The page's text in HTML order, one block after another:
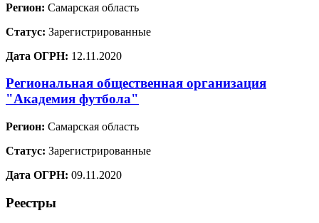
Регион: Самарская область
Статус: Зарегистрированные
Дата ОГРН: 12.11.2020
Региональная общественная организация
"Академия футбола"
Регион: Самарская область
Статус: Зарегистрированные
Дата ОГРН: 09.11.2020
Реестры